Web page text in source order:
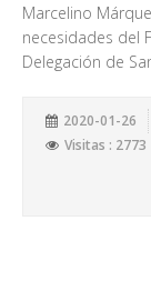
Marcelino
necesidades del
Delegación de San
2020-01-26
Visitas : 2773